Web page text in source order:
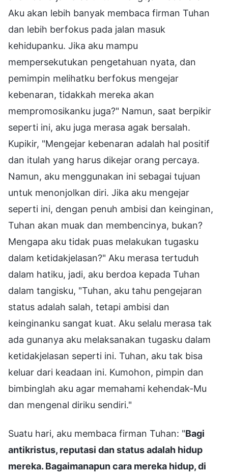
Aku akan lebih banyak membaca firman Tuhan
dan lebih berfokus pada jalan masuk
kehidupanku. Jika aku mampu
mempersekutukan pengetahuan nyata, dan
pemimpin melihatku berfokus mengejar
kebenaran, tidakkah mereka akan
mempromosikanku juga?" Namun, saat berpikir
seperti ini, aku juga merasa agak bersalah.
Kupikir, "Mengejar kebenaran adalah hal positif
dan itulah yang harus dikejar orang percaya.
Namun, aku menggunakan ini sebagai tujuan
untuk menonjolkan diri. Jika aku mengejar
seperti ini, dengan penuh ambisi dan keinginan,
Tuhan akan muak dan membencinya, bukan?
Mengapa aku tidak puas melakukan tugasku
dalam ketidakjelasan?" Aku merasa tertuduh
dalam hatiku, jadi, aku berdoa kepada Tuhan
dalam tangisku, "Tuhan, aku tahu pengejaran
status adalah salah, tetapi ambisi dan
keinginanku sangat kuat. Aku selalu merasa tak
ada gunanya aku melaksanakan tugasku dalam
ketidakjelasan seperti ini. Tuhan, aku tak bisa
keluar dari keadaan ini. Kumohon, pimpin dan
bimbinglah aku agar memahami kehendak-Mu
dan mengenal diriku sendiri."
Suatu hari, aku membaca firman Tuhan: "Bagi
antikristus, reputasi dan status adalah hidup
mereka. Bagaimanapun cara mereka hidup, di